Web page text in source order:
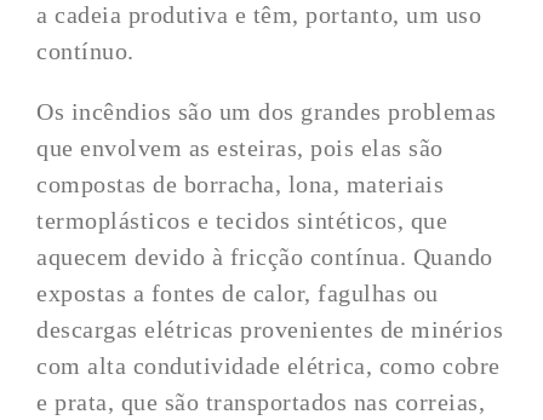
a cadeia produtiva e têm, portanto, um uso
contínuo.
Os incêndios são um dos grandes problemas
que envolvem as esteiras, pois elas são
compostas de borracha, lona, materiais
termoplásticos e tecidos sintéticos, que
aquecem devido à fricção contínua. Quando
expostas a fontes de calor, fagulhas ou
descargas elétricas provenientes de minérios
com alta condutividade elétrica, como cobre
e prata, que são transportados nas correias,